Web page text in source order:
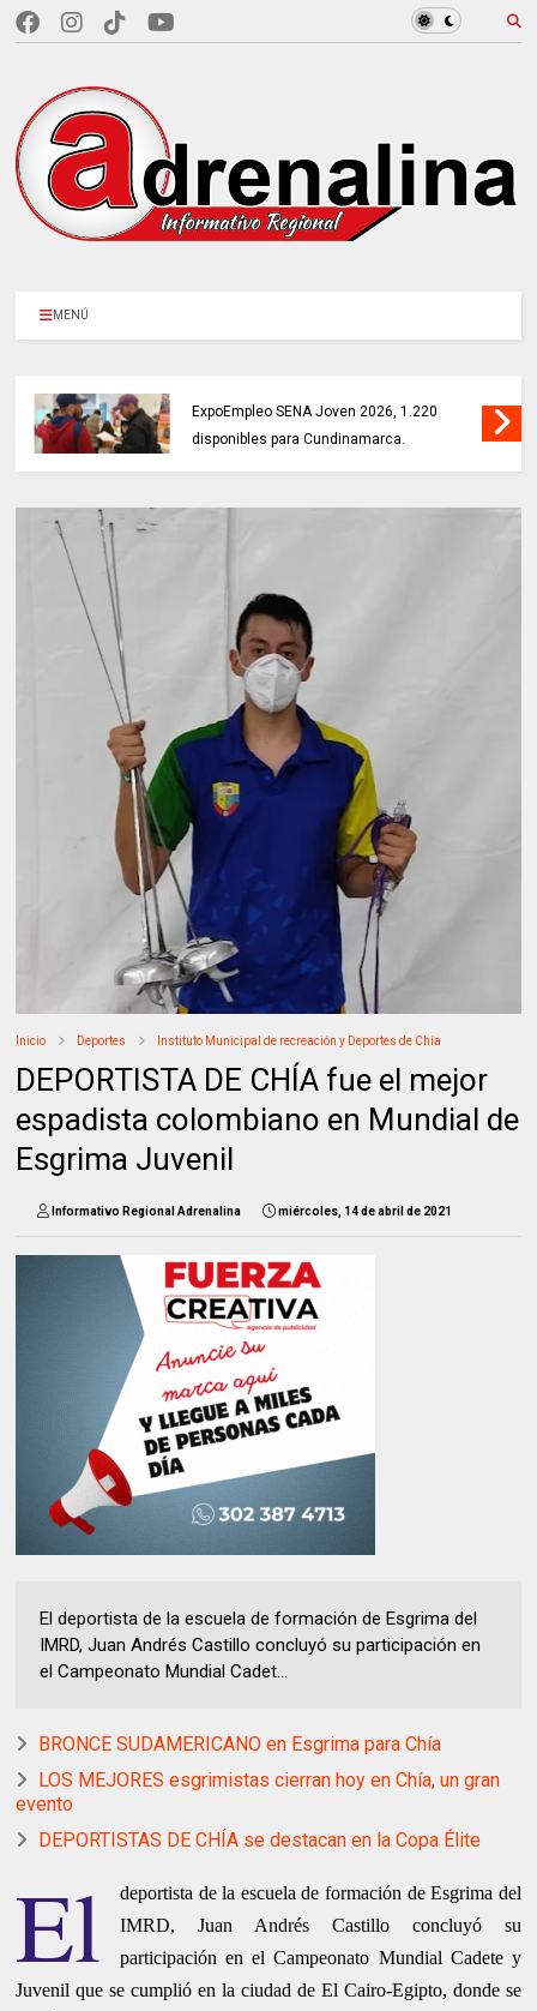
MENÚ
ExpoEmpleo SENA Joven 2026, 1.220
disponibles para Cundinamarca.
Inicio Deportes Instituto Municipal de recreación y Deportes de Chía
DEPORTISTA DE CHÍA fue el mejor
espadista colombiano en Mundial de
Esgrima Juvenil
Informativo Regional Adrenalina miércoles, 14 de abril de 2021
El deportista de la escuela de formación de Esgrima del
IMRD, Juan Andrés Castillo concluyó su participación en
el Campeonato Mundial Cadet...
BRONCE SUDAMERICANO en Esgrima para Chía
LOS MEJORES esgrimistas cierran hoy en Chía, un gran
evento
DEPORTISTAS DE CHÍA se destacan en la Copa Élite
El
deportista de la escuela de formación de Esgrima del
IMRD, Juan Andrés Castillo concluyó su
participación en el Campeonato Mundial Cadete y
Juvenil que se cumplió en la ciudad de El Cairo-Egipto, donde se